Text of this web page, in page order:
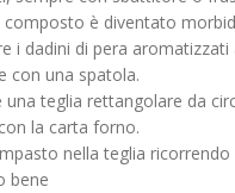
composto è diventato
i dadini di pera aromatizzati
con una spatola.
una teglia rettangolare da
la carta forno.
nella teglia
bene